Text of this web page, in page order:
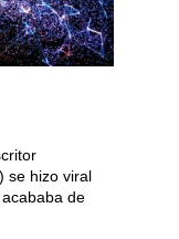
se hizo viral
de